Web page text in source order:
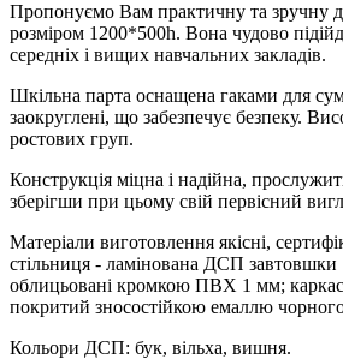
Пропонуємо Вам практичну та зручну
розміром 1200*500h. Вона чудово
середніх і вищих навчальних закладів.
Шкільна парта оснащена гаками для
заокруглені, що забезпечує безпеку.
ростових груп.
Конструкція міцна і надійна,
зберігши при цьому свій первісний
Матеріали виготовлення якісні,
стільниця - ламінована ДСП завтовшки
облицьовані кромкою ПВХ 1 мм;
покритий зносостійкою емаллю
Кольори ДСП: бук, вільха, вишня.